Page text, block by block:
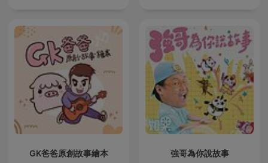
GK爸爸原創故事繪本 強哥為你說故事